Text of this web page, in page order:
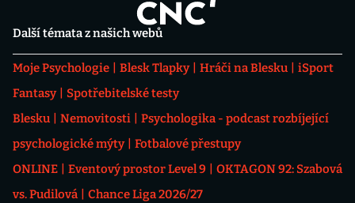
Další témata z našich webů
Moje Psychologie Blesk Tlapky Hráči na Blesku
iSport
Fantasy
Spotřebitelské testy
Blesku
Nemovitosti
Psychologika - podcast rozbíjející
psychologické mýty
Fotbalové přestupy
ONLINE
Eventový prostor Level 9
OKTAGON 92: Szabová
vs. Pudilová
Chance Liga 2026/27